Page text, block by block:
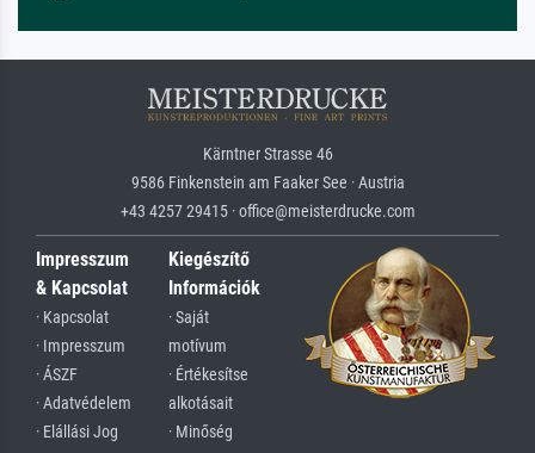
Kärntner Strasse 46
9586 Finkenstein am Faaker See · Austria
+43 4257 29415 · office@meisterdrucke.com
Impresszum
& Kapcsolat
· Kapcsolat
· Impresszum
· ÁSZF
· Adatvédelem
· Elállási Jog
Kiegészítő
Információk
· Saját
motívum
· Értékesítse
alkotásait
· Minőség